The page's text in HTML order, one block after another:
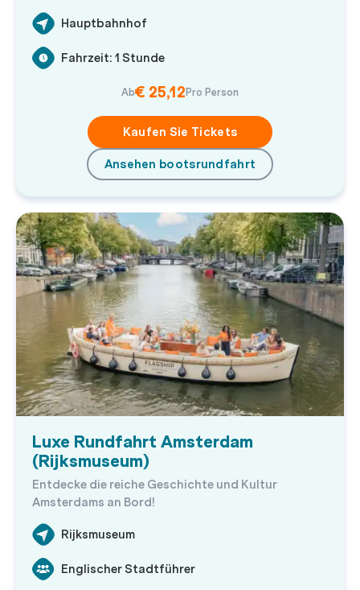
Hauptbahnhof
Fahrzeit: 1 Stunde
Ab€ 25,12 Pro Person
Kaufen Sie Tickets
Ansehen bootsrundfahrt
Luxe Rundfahrt Amsterdam
(Rijksmuseum)
Entdecke die reiche Geschichte und Kultur
Amsterdams an Bord!
Rijksmuseum
Englischer Stadtführer